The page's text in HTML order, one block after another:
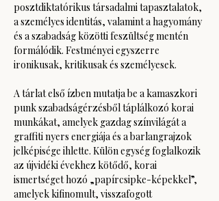
posztdiktatórikus társadalmi tapasztalatok,
a személyes identitás, valamint a hagyomány
és a szabadság közötti feszültség mentén
formálódik. Festményei egyszerre
ironikusak, kritikusak és személyesek.
A tárlat első ízben mutatja be a kamaszkori
punk szabadságérzésből táplálkozó korai
munkákat, amelyek gazdag színvilágát a
graffiti nyers energiája és a barlangrajzok
jelképisége ihlette. Külön egység foglalkozik
az újvidéki évekhez kötődő, korai
ismertséget hozó „papírcsipke-képekkel”,
amelyek kifinomult, visszafogott